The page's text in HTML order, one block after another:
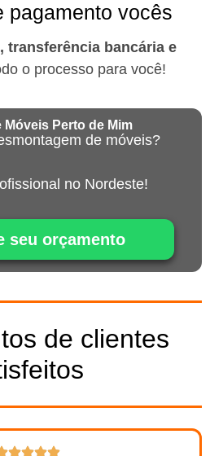
pagamento vocês
transferência bancária e
o processo para você!
Móveis Perto de Mim
de móveis?
no Nordeste!
seu orçamento
de clientes